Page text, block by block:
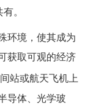
。
境，使其成为
获取可观的经济
站或航天飞机上
导体、光学玻